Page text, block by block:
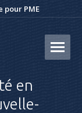
pour PME
en